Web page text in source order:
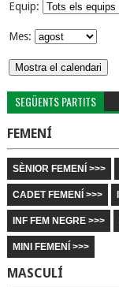
Equip:
Mes:
SEGÜENTS PARTITS
FEMENÍ
SÈNIOR FEMENÍ >>>
CADET FEMENÍ >>>
INF FEM NEGRE >>>
MINI FEMENÍ >>>
MASCULÍ